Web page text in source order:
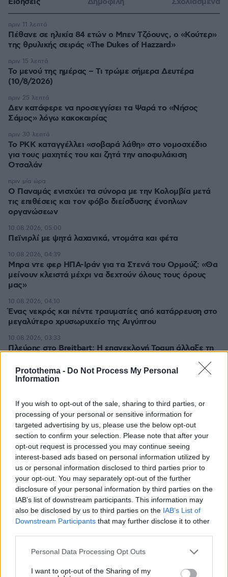
Protothema - Do Not Process My Personal
Information
If you wish to opt-out of the sale, sharing to third parties, or
processing of your personal or sensitive information for
targeted advertising by us, please use the below opt-out
section to confirm your selection. Please note that after your
opt-out request is processed you may continue seeing
interest-based ads based on personal information utilized by
us or personal information disclosed to third parties prior to
your opt-out. You may separately opt-out of the further
disclosure of your personal information by third parties on the
IAB’s list of downstream participants. This information may
also be disclosed by us to third parties on the IAB’s List of
Downstream Participants that may further disclose it to other
Please note that this website/app uses one or more Google
not limited to your visit or usage behaviour. You may click to
Personal Data Processing Opt Outs
I want to opt-out of the Sharing of my
Πέθανε σε ηλικία 84 ετών ο Μπεν Τζόουνς, ο «Κούτερ»
της θρυλικής σειράς «The Dukes of Hazzard»
πριν 11 λεπτά
Το μενού της ημέρας – Τι τρώμε σήμερα Δευτέρα
(10/8/2026)
πριν 15 λεπτά
Δεν κατάφερε να προσεγγίσει τα Ψαρά το «Νήσος
Σάμος» λόγω κακοκαιρίας
πριν 25 λεπτά
Το PKK καταγγέλλει «σοβαρά λάθη» στο νομοσχέδιο
για τους μαχητές του και ζητά την αποφυλάκιση
Οτσαλάν
πριν 30 λεπτά
O Παναμάς ενισχύει τα σύνορα με την Κολομβία μετά
τις επιθέσεις και τον φόβο διείσδυσης ένοπλων
οργανώσεων
πριν μία ώρα
Πεϊνιρλί με ψητά λαχανικά, ντομάτα και φέτα
10.08.2026, 05:00
Μπρα ντε φερ ΗΠΑ-Ιράν για τα Στενά του Ορμούζ: «Θα
μείνουν κλειστά μέχρι να δεχτούν όλους τους όρους
μας»
10.08.2026, 04:39
Ένας νεκρός και πέντε τραυματίες από κατάρρευση στο
μεγαλύτερο χρυσωρυχείο της Αιγύπτου
10.08.2026, 04:10
Πλεύρης στο Breitbart: Η επανεκλογή Τραμπ άλλαξε τη
ανάρτηση του Αμερικανού προέδρου με τη συνέντευξη
του Έλληνα υπουργού
10.08.2026, 03:33
Τηγανόψωμο: Η εκδίκηση του φτωχικού έδεσματος -
Από την αρχαιότητα στα σύγχρονα brunch
ΔΕΙΤΕ ΟΛΕΣ ΤΙΣ ΕΙΔΗΣΕΙΣ
ΤΑ ΠΙΟ ΔΗΜΟΦΙΛΗ